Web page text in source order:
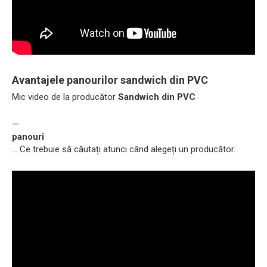
Avantajele panourilor sandwich din PVC
Mic video de la producător Sandwich din PVC
—
panouri
... Ce trebuie să căutați atunci când alegeți un producător.